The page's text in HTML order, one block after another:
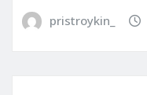
pristroykin_